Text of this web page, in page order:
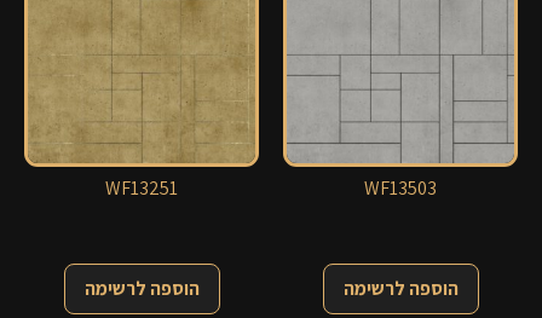
WF13251
הוספה לרשימה
WF13503
הוספה לרשימה